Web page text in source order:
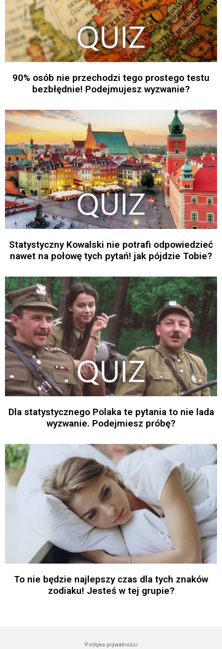
90% osób nie przechodzi tego prostego testu
bezbłędnie! Podejmujesz wyzwanie?
Statystyczny Kowalski nie potrafi odpowiedzieć
nawet na połowę tych pytań! jak pójdzie Tobie?
Dla statystycznego Polaka te pytania to nie lada
wyzwanie. Podejmiesz próbę?
To nie będzie najlepszy czas dla tych znaków
zodiaku! Jesteś w tej grupie?
Polityka prywatności